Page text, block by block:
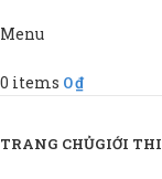
Menu
0 items 0₫
TRANG CHỦGIỚI